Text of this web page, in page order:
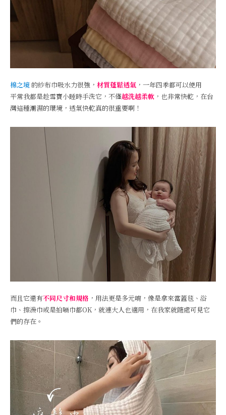
棉之境 的紗布巾吸水力很強， 材質蓬鬆透氣 ，一年四季都可以使用
平常我都是趁雪寶小睡時手洗它，不僅越洗越柔軟 ，也非常快乾，在台
灣這種潮濕的環境，透氣快乾真的很重要啊！
而且它還有不同尺寸和規格 ，用法更是多元唷，像是拿來當蓋毯、浴
巾、擦澡巾或是拍嗝巾都OK，就連大人也適用，在我家就隨處可見它
們的存在。